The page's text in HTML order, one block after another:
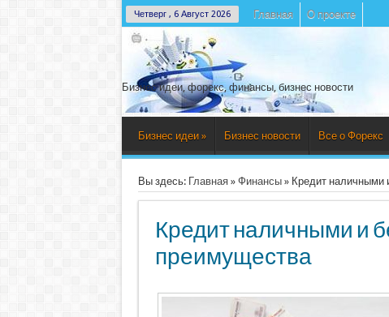
Четверг , 6 Август 2026 Главная О проекте
Бизнес идеи, форекс, финансы, бизнес новости
Бизнес идеи » Бизнес новости Все о Форекс
Вы здесь: Главная» Финансы» Кредит наличными
Кредит наличными и
преимущества